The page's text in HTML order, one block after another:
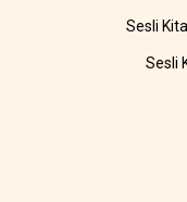
Sesli
Sesli